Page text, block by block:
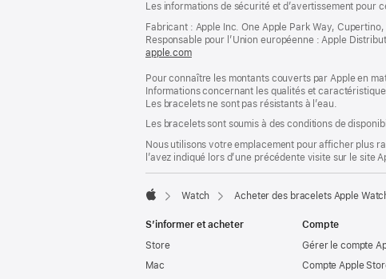
de
page
de
bas
de
page
Les informations de sécurité et d’avertissement pour
Fabricant : Apple Inc. One Apple Park Way,
Responsable pour l’Union européenne : Apple
apple.com(s’ouvre
une
nouvelle
fenêtre)
Pour connaître les montants couverts par Apple en
Informations concernant les qualités et
Les bracelets ne sont pas résistants à l’eau.
Les bracelets sont soumis à des conditions de
Nous utilisons votre emplacement pour afficher plus
l’avez indiqué lors d’une précédente visite sur le site
Watch Acheter des bracelets Apple
S’informer et acheter
Store
Mac
Compte
Gérer le compte
Compte Apple